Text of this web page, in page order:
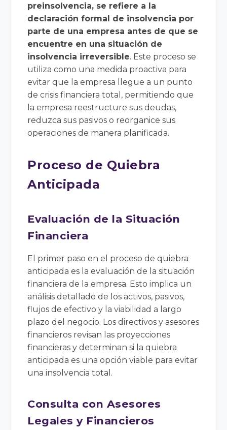
preinsolvencia, se refiere a la
declaración formal de insolvencia por
parte de una empresa antes de que se
encuentre en una situación de
insolvencia irreversible. Este proceso se
utiliza como una medida proactiva para
evitar que la empresa llegue a un punto
de crisis financiera total, permitiendo que
la empresa reestructure sus deudas,
reduzca sus pasivos o reorganice sus
operaciones de manera planificada.
Proceso de Quiebra
Anticipada
Evaluación de la Situación
Financiera
El primer paso en el proceso de quiebra
anticipada es la evaluación de la situación
financiera de la empresa. Esto implica un
análisis detallado de los activos, pasivos,
flujos de efectivo y la viabilidad a largo
plazo del negocio. Los directivos y asesores
financieros revisan las proyecciones
financieras y determinan si la quiebra
anticipada es una opción viable para evitar
una insolvencia total.
Consulta con Asesores
Legales y Financieros